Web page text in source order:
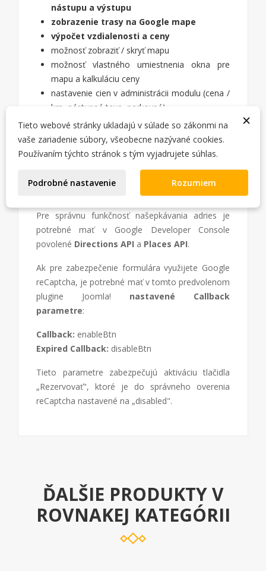
nástupu a výstupu
zobrazenie trasy na Google mape
výpočet vzdialenosti a ceny
možnosť zobraziť / skryť mapu
možnosť vlastného umiestnenia okna pre
mapu a kalkuláciu ceny
nastavenie cien v administrácii modulu (cena /
km, nástupné taxa, parkovné)
nastavenie meny
integrovaná Captcha (ochrana proti spamu) z
povolených pluginov v Joomla! (reCaptcha,
INŠTALÁCIA:
Pre správnu funkčnosť našepkávania adries je
potrebné mať v Google Developer Console
povolené Directions API a Places API.
Ak pre zabezpečenie formulára využijete Google
reCaptcha, je potrebné mať v tomto predvolenom
plugine Joomla! nastavené Callback
parametre:
Callback: enableBtn
Expired Callback: disableBtn
Tieto parametre zabezpečujú aktiváciu tlačidla
„Rezervovať", ktoré je do správneho overenia
reCaptcha nastavené na „disabled".
ĎALŠIE PRODUKTY V
ROVNAKEJ KATEGÓRII
×
Tieto webové stránky ukladajú v súlade so zákonmi na
vaše zariadenie súbory, všeobecne nazývané cookies.
Používaním týchto stránok s tým vyjadrujete súhlas.
Podrobné nastavenie Rozumiem